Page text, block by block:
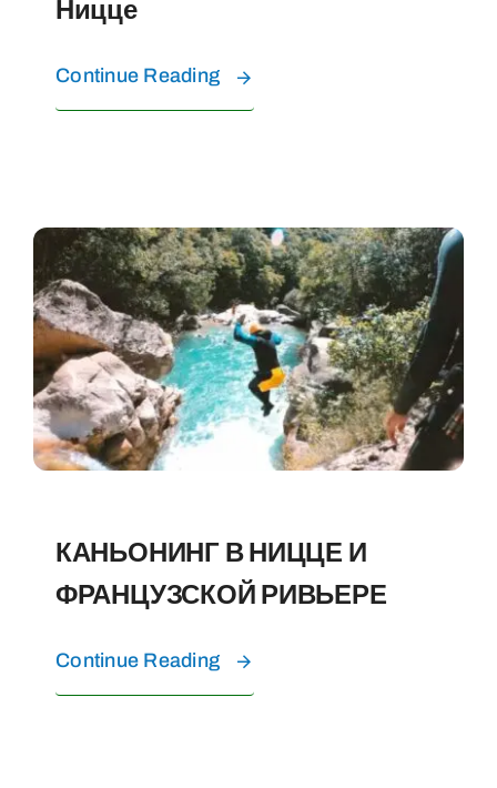
О Нас
ЗАБРОНИРУЙТЕ ТУРЫ
Ницце
Continue Reading
КАНЬОНИНГ В НИЦЦЕ И
ФРАНЦУЗСКОЙ РИВЬЕРЕ
Continue Reading